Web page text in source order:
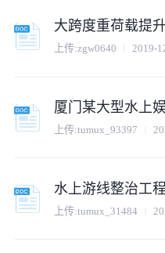
大跨度重荷载提
上传:zgw0640 2019-
厦门某大型水上
上传:tumux_93397
水上游线整治工
上传:tumux_31484